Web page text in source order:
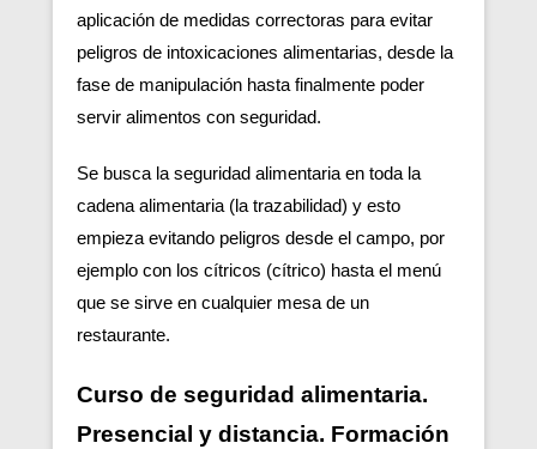
aplicación de medidas correctoras para evitar
peligros de intoxicaciones alimentarias, desde la
fase de manipulación hasta finalmente poder
servir alimentos con seguridad.
Se busca la seguridad alimentaria en toda la
cadena alimentaria (la trazabilidad) y esto
empieza evitando peligros desde el campo, por
ejemplo con los cítricos (cítrico) hasta el menú
que se sirve en cualquier mesa de un
restaurante.
Curso de seguridad alimentaria.
Presencial y distancia. Formación